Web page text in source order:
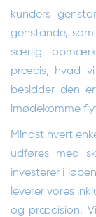
kunders
genstande,
særlig
præcis, hvad vi
besidder den
imødekomme
Mindst hvert
udføres med
investerer i
leverer vores
og præcision.